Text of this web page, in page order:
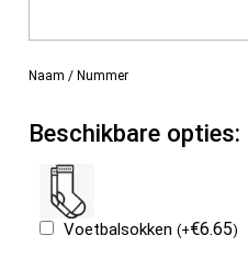
Naam / Nummer
Beschikbare opties:
Voetbalsokken(+€6.65)